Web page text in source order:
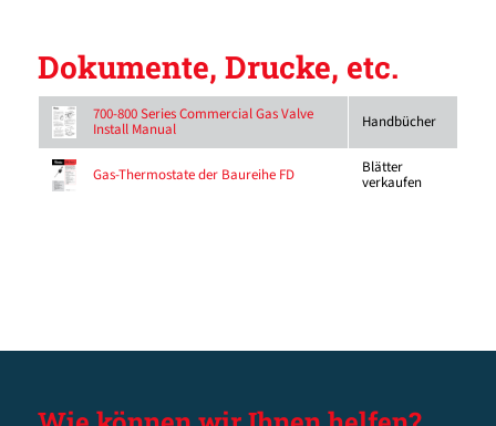
Dokumente, Drucke, etc.
700-800 Series Commercial Gas Valve
Install Manual Handbücher
Gas-Thermostate der Baureihe FD Blätter
verkaufen